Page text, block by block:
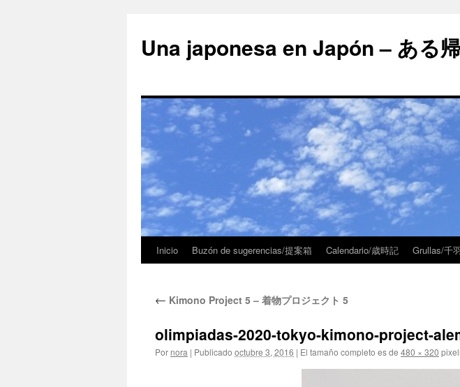
Una japonesa en Japón – ある
Inicio Buzón de sugerencias/提案箱 Calendario/歳時記 Grullas/千
← Kimono Project 5 – 着物プロジェクト 5
olimpiadas-2020-tokyo-kimono-project-
Por nora | Publicado octubre 3, 2016 | El tamaño completo es de 480 × 320